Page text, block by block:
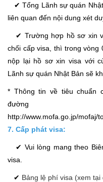
✔ Tổng Lãnh sự quán
liên quan đến nội dung xét
✔ Trường hợp hồ sơ xin
chối cấp visa, thì trong
nộp lại hồ sơ xin visa với
Lãnh sự quán Nhật Bản sẽ
* Thông tin về tiêu chuẩn
http://www.mofa.go.jp/mofaj/
7. Cấp phát visa:
✔ Vui lòng mang theo
visa.
✔ Bảng lệ phí visa (xem tại